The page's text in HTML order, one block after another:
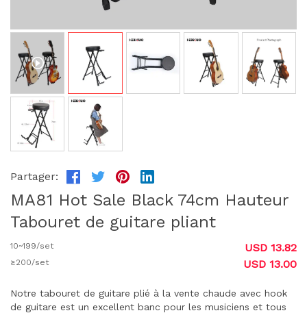
Partager:
MA81 Hot Sale Black 74cm Hauteur
Tabouret de guitare pliant
10~199/set USD 13.82
≥200/set USD 13.00
Notre tabouret de guitare plié à la vente chaude avec hook
de guitare est un excellent banc pour les musiciens et tous